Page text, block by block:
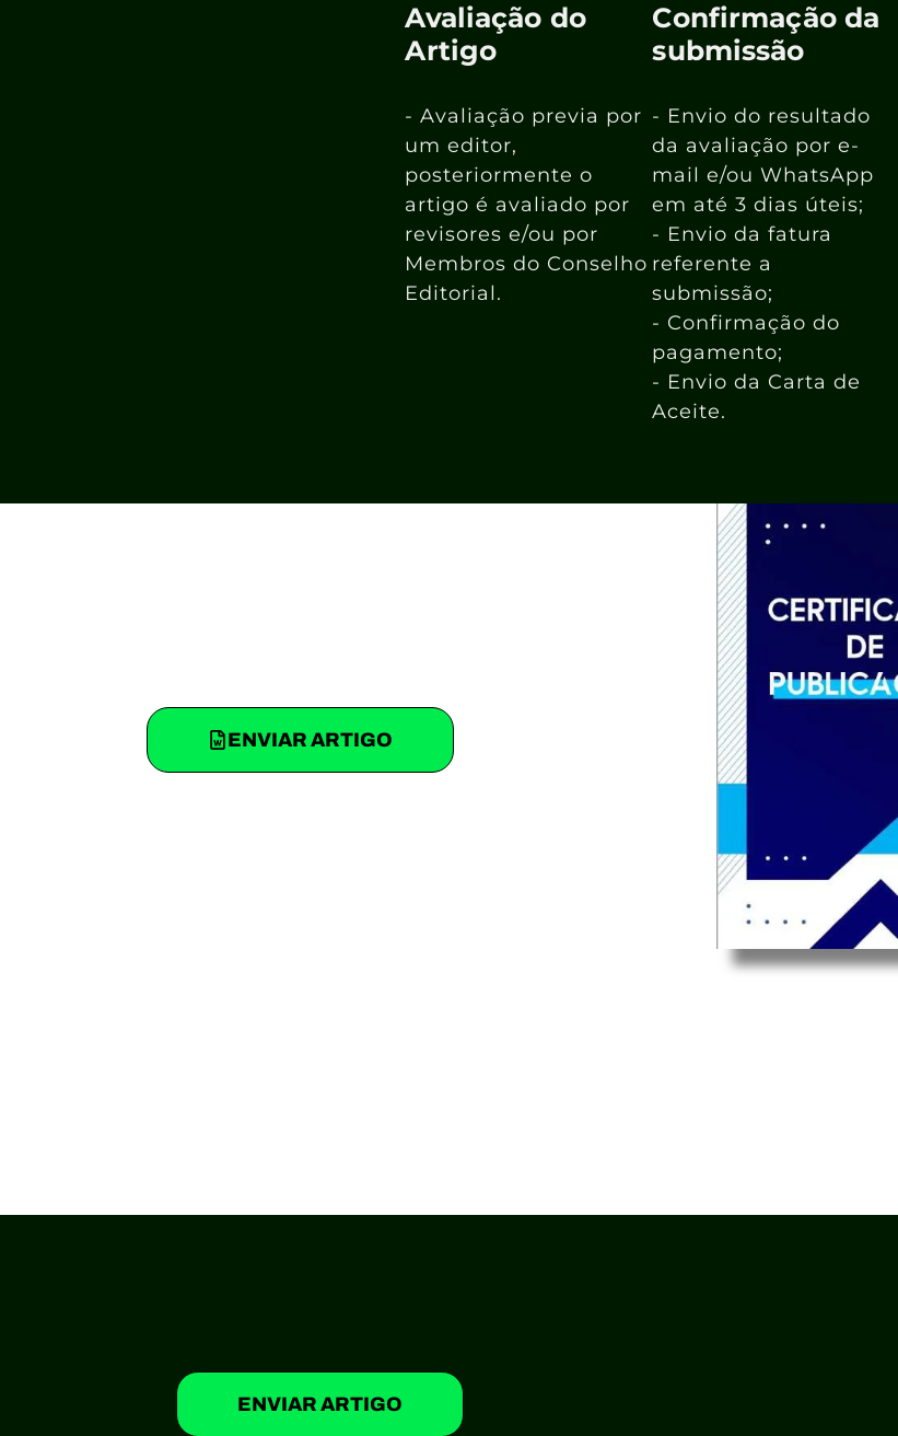
Avaliação do
Artigo
- Avaliação previa por
um editor,
posteriormente o
artigo é avaliado por
revisores e/ou por
Membros do Conselho
Editorial.
Confirmação da
submissão
- Envio do resultado
da avaliação por e-
mail e/ou WhatsApp
em até 3 dias úteis;
- Envio da fatura
referente a
submissão;
- Confirmação do
pagamento;
- Envio da Carta de
Aceite.
ENVIAR ARTIGO
ENVIAR ARTIGO